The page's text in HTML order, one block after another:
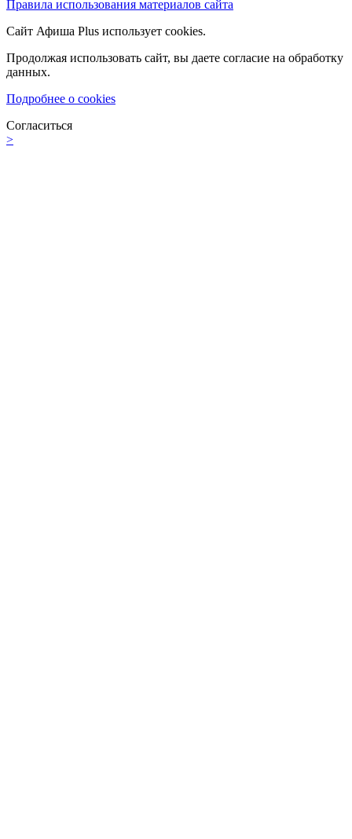
Правила использования материалов сайта
Сайт Афиша Plus использует cookies.
Продолжая использовать сайт, вы даете согласие на обработку
данных.
Подробнее о cookies
Согласиться
>